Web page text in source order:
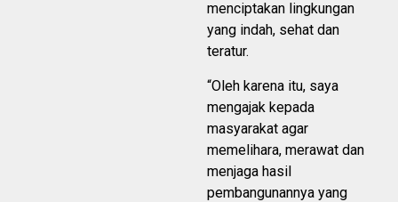
menciptakan lingkungan
yang indah, sehat dan
teratur.
“Oleh karena itu, saya
mengajak kepada
masyarakat agar
memelihara, merawat dan
menjaga hasil
pembangunannya yang